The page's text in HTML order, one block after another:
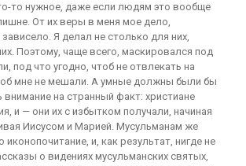
то нужное, даже если людям это вообще
От их веры в меня мое дело,
зависело. Я делал не столько для них,
Поэтому, чаще всего, маскировался под
под что угодно, чтоб не отвлекать на
мне не мешали. А умные должны были бы
внимание на странный факт: христиане
и — они их с избытком получали, начиная
Иисусом и Марией. Мусульманам же
и, как результат, нигде не
о видениях мусульманских святых,